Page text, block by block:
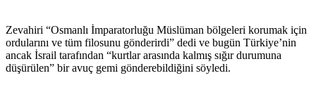
Zevahiri “Osmanlı İmparatorluğu Müslüman bölgeleri korumak için
ordularını ve tüm filosunu gönderirdi” dedi ve bugün Türkiye’nin
ancak İsrail tarafından “kurtlar arasında kalmış sığır durumuna
düşürülen” bir avuç gemi gönderebildiğini söyledi.